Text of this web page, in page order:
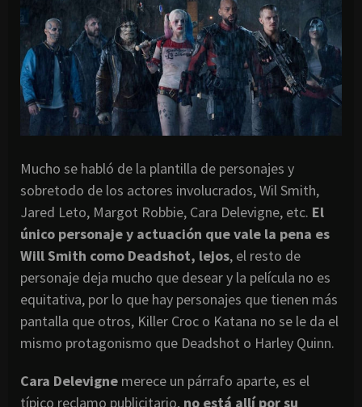
Mucho se habló de la plantilla de personajes y
sobretodo de los actores involucrados, Wil Smith,
Jared Leto, Margot Robbie, Cara Delevigne, etc. El
único personaje y actuación que vale la pena es
Will Smith como Deadshot, lejos, el resto de
personaje deja mucho que desear y la película no es
equitativa, por lo que hay personajes que tienen más
pantalla que otros, Killer Croc o Katana no se le da el
mismo protagonismo que Deadshot o Harley Quinn.
Cara Delevigne merece un párrafo aparte, es el
típico reclamo publicitario, no está allí por su